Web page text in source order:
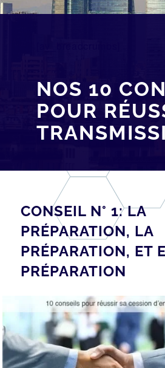
NOS 10
POUR
CONSEIL N° 1: LA
PRÉPARATION, LA
PRÉPARATION, ET
PRÉPARATION